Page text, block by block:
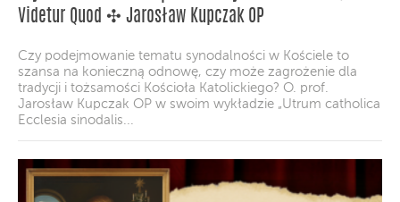
Videtur Quod ✣ Jarosław Kupczak OP
Czy podejmowanie tematu synodalności w Kościele to
szansa na konieczną odnowę, czy może zagrożenie dla
tradycji i tożsamości Kościoła Katolickiego? O. prof.
Jarosław Kupczak OP w swoim wykładzie „Utrum catholica
Ecclesia sinodalis...